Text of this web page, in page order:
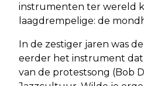
instrumenten ter wereld
laagdrempelige: de
In de zestiger jaren was
eerder het instrument dat
van de protestsong (Bob